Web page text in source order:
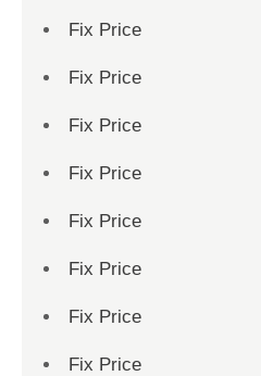
Fix Price
Fix Price
Fix Price
Fix Price
Fix Price
Fix Price
Fix Price
Fix Price